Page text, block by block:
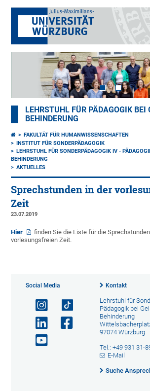
LEHRSTUHL FÜR PÄDAGOGIK BEI
BEHINDERUNG
FAKULTÄT FÜR HUMANWISSENSCHAFTEN
INSTITUT FÜR SONDERPÄDAGOGIK
LEHRSTUHL FÜR SONDERPÄDAGOGIK IV -
BEHINDERUNG
AKTUELLES
Sprechstunden in der
Zeit
23.07.2019
Hier
finden Sie die Liste für die
vorlesungsfreien Zeit.
Social Media Kontakt
Lehrstuhl für
Pädagogik bei
Behinderung
97074 Würzburg
Tel.: +49 931 31-
E-Mail
Suche